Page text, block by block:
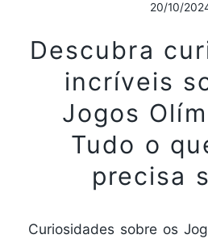
20/10/
Descubra
incríveis
Jogos
Tudo o
precisa
Curiosidades sobre os